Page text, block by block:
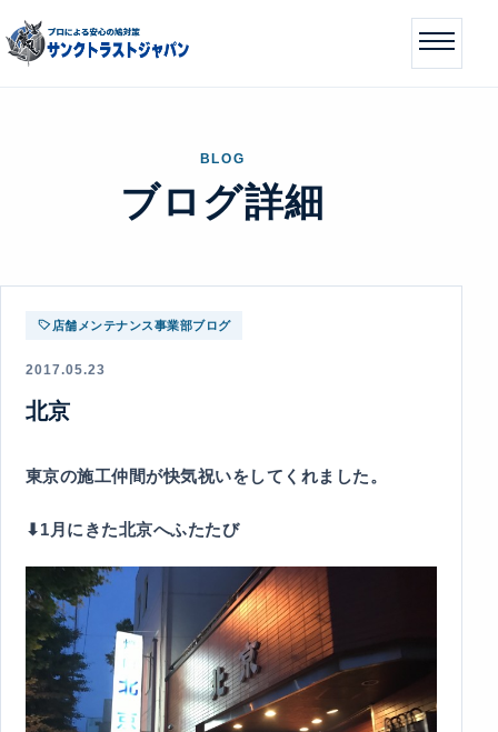
BLOG
ブログ詳細
店舗メンテナンス事業部ブログ
2017.05.23
北京
東京の施工仲間が快気祝いをしてくれました。
⬇︎1月にきた北京へふたたび